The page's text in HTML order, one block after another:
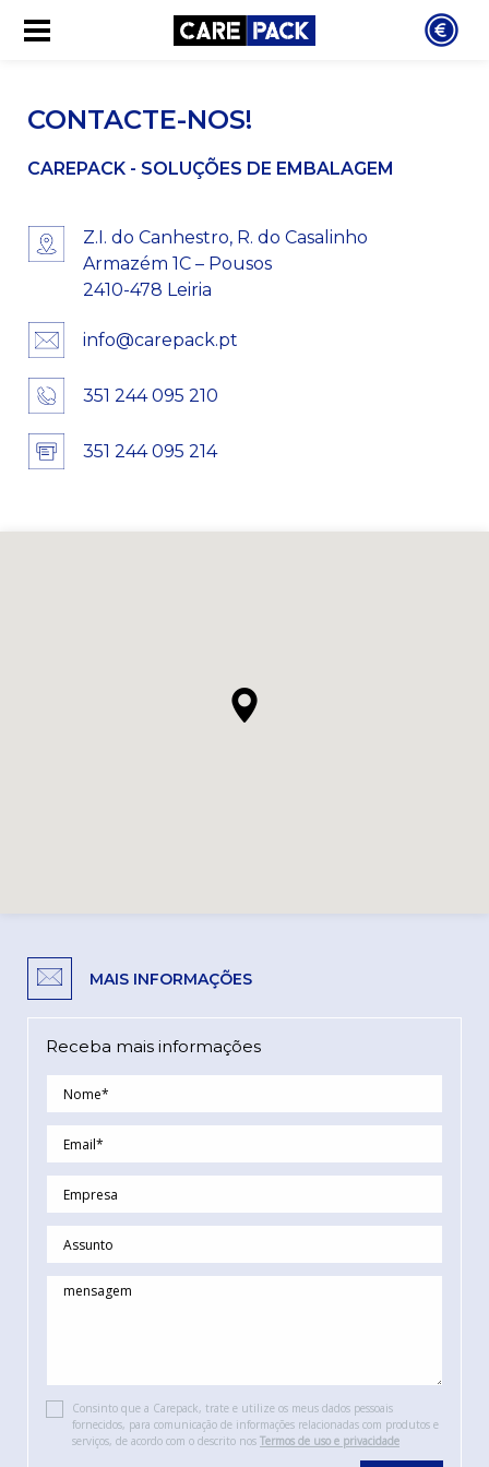
CONTACTE-NOS!
CAREPACK - SOLUÇÕES DE EMBALAGEM
Z.I. do Canhestro, R. do Casalinho
Armazém 1C – Pousos
2410-478 Leiria
info@carepack.pt
351 244 095 210
351 244 095 214
MAIS INFORMAÇÕES
Receba mais informações
Consinto que a Carepack, trate e utilize os meus dados pessoais
fornecidos, para comunicação de informações relacionadas com produtos e
serviços, de acordo com o descrito nos Termos de uso e privacidade